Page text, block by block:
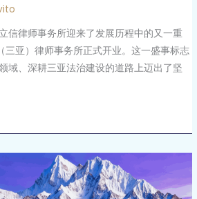
信律师事务所迎来了发展历程中的又一重
亚）律师事务所正式开业。这一盛事标志
域、深耕三亚法治建设的道路上迈出了坚